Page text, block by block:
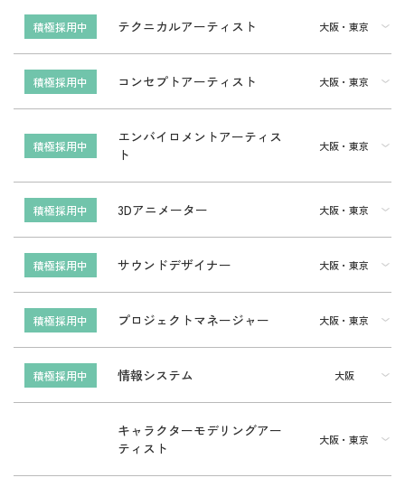
積極採用中 テクニカルアーティスト 大阪・東京
積極採用中 コンセプトアーティスト 大阪・東京
積極採用中
エンバイロメントアーティス
ト
大阪・東京
積極採用中 3Dアニメーター 大阪・東京
積極採用中 サウンドデザイナー 大阪・東京
積極採用中 プロジェクトマネージャー 大阪・東京
積極採用中 情報システム 大阪
キャラクターモデリングアー
ティスト
大阪・東京